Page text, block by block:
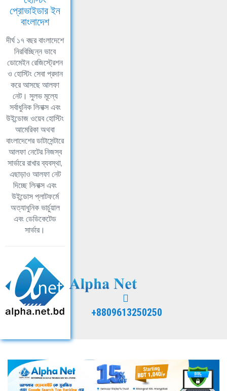
প্রোভাইডার ইন
বাংলাদেশ
দীর্ঘ ১৭ বছর বাংলাদেশে
নিরবিচ্ছিন্ন ভাবে
ডোমেইন রেজিস্ট্রেশন
ও হোস্টিং সেবা প্রদান
করে আসছে আলফা
নেট। সুলভ মূল্যে
সর্বাধুনিক লিনাক্স এবং
উইন্ডোজ ওয়েব হোস্টিং
আমেরিকা অথবা
বাংলাদেশের ডাটাসেন্টারে
আলফা নেটের নিজস্ব
সার্ভারে রাখার ব্যবস্থা,
এছাড়াও আলফা নেট
দিচ্ছে লিনাক্স এবং
উইন্ডোস প্লাটফর্মে
অত্যাধুনিক ভার্চুয়াল
এবং ডেডিকেটেড
সার্ভার।
+8809613250250